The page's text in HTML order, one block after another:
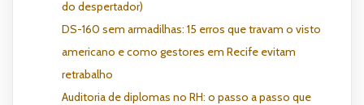
do despertador)
DS-160 sem armadilhas: 15 erros que travam o visto
americano e como gestores em Recife evitam
retrabalho
Auditoria de diplomas no RH: o passo a passo que